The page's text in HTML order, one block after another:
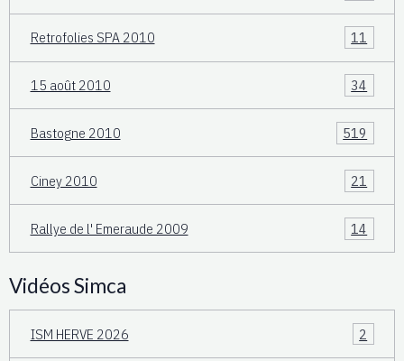
Retrofolies SPA 2010 11
15 août 2010 34
Bastogne 2010 519
Ciney 2010 21
Rallye de l' Emeraude 2009 14
Vidéos Simca
ISM HERVE 2026 2